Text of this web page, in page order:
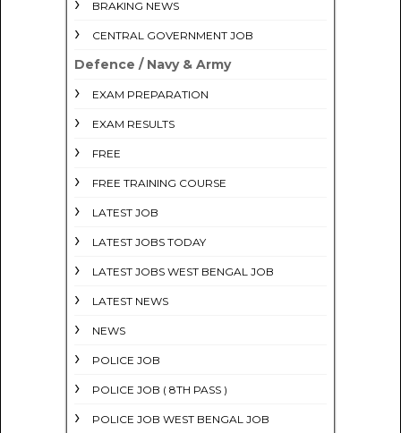
BRAKING NEWS
CENTRAL GOVERNMENT JOB
Defence / Navy & Army
EXAM PREPARATION
EXAM RESULTS
FREE
FREE TRAINING COURSE
LATEST JOB
LATEST JOBS TODAY
LATEST JOBS WEST BENGAL JOB
LATEST NEWS
NEWS
POLICE JOB
POLICE JOB ( 8TH PASS )
POLICE JOB WEST BENGAL JOB